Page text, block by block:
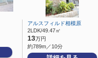
アルスフィルド相模原
2LDK/49.47㎡
13万円
約789m／10分